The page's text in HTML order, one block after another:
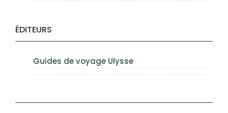
ÉDITEURS
Guides de voyage Ulysse